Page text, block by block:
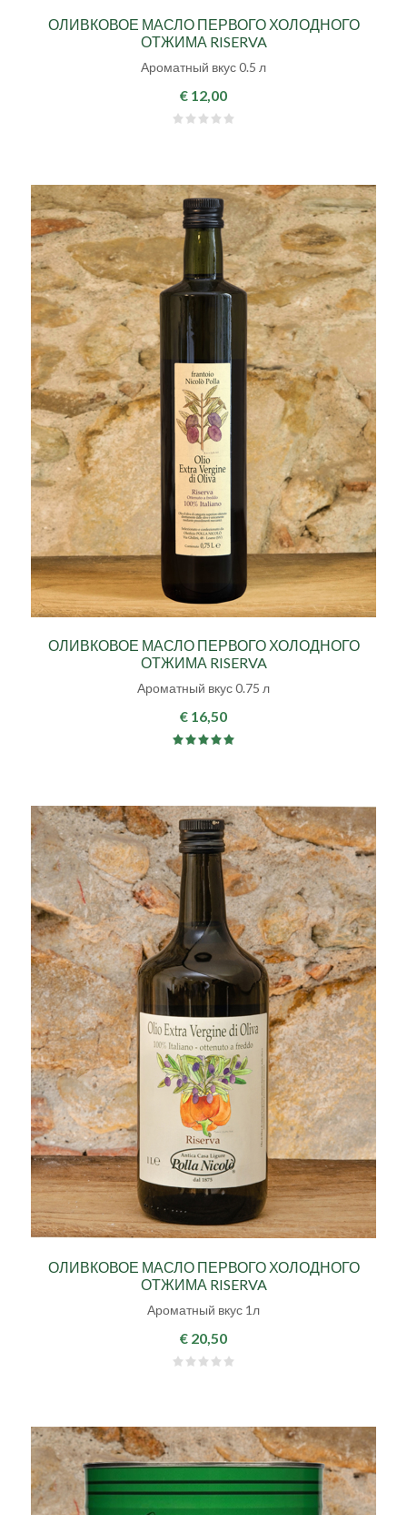
ОЛИВКОВОЕ МАСЛО ПЕРВОГО ХОЛОДНОГО
ОТЖИМА RISERVA
Ароматный вкус 0.5 л
€ 12,00
ОЛИВКОВОЕ МАСЛО ПЕРВОГО ХОЛОДНОГО
ОТЖИМА RISERVA
Ароматный вкус 0.75 л
€ 16,50
ОЛИВКОВОЕ МАСЛО ПЕРВОГО ХОЛОДНОГО
ОТЖИМА RISERVA
Ароматный вкус 1л
€ 20,50